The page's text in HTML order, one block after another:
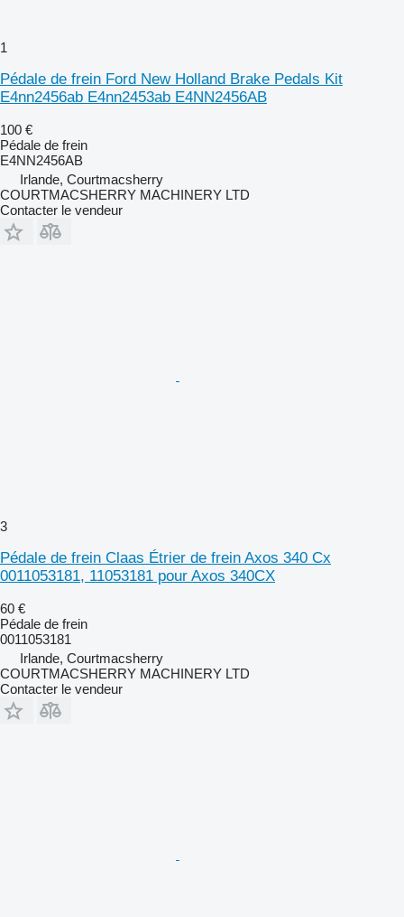
1
Pédale de frein Ford New Holland Brake Pedals Kit
E4nn2456ab E4nn2453ab E4NN2456AB
100 €
Pédale de frein
E4NN2456AB
Irlande, Courtmacsherry
COURTMACSHERRY MACHINERY LTD
Contacter le vendeur
3
Pédale de frein Claas Étrier de frein Axos 340 Cx
0011053181, 11053181 pour Axos 340CX
60 €
Pédale de frein
0011053181
Irlande, Courtmacsherry
COURTMACSHERRY MACHINERY LTD
Contacter le vendeur